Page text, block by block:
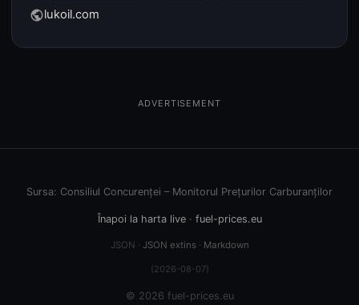
publiclukoil.com
ADVERTISEMENT
Sursa: Consiliul Concurenței – Monitorul Prețurilor Carburanților
Înapoi la harta live· fuel-prices.eu
JSON · JSON extins· Markdown
(2026-08-07)
© 2026 fuel-prices.eu